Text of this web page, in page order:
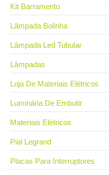
Kit Barramento
Lâmpada Bolinha
Lâmpada Led Tubular
Lâmpadas
Loja De Materiais Elétricos
Luminária De Embutir
Materiais Elétricos
Pial Legrand
Placas Para Interruptores